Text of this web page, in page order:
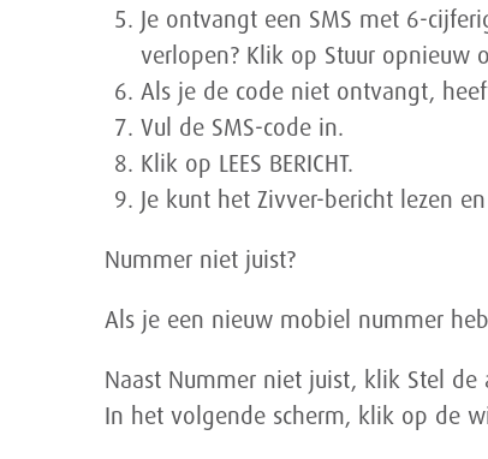
Je ontvangt een SMS met 6-
verlopen? Klik op Stuur opnieuw
Als je de code niet ontvangt,
Vul de SMS-code in.
Klik op LEES BERICHT.
Je kunt het Zivver-bericht lezen
Nummer niet juist?
Als je een nieuw mobiel nummer
Naast Nummer niet juist, klik Stel
In het volgende scherm, klik op de